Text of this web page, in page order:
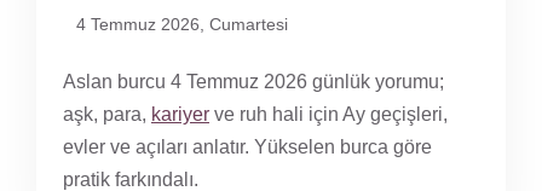
4 Temmuz 2026, Cumartesi
Aslan burcu 4 Temmuz 2026 günlük yorumu;
aşk, para, kariyer ve ruh hali için Ay geçişleri,
evler ve açıları anlatır. Yükselen burca göre
pratik farkındalı.